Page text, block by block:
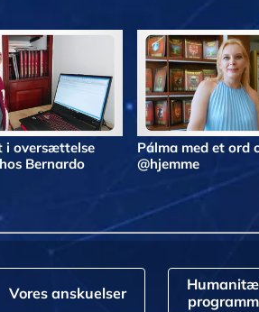
i oversættelse
Bernardo
Pálma med et ord
@hjemme
Vores anskuelser